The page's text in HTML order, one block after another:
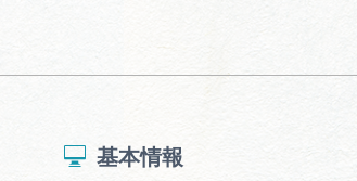
基本情報